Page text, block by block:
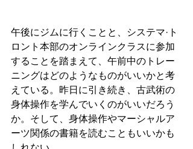
午後にジムに行くことと、システマ·ト
ロント本部のオンラインクラスに参加
することを踏まえて、午前中のトレー
ニングはどのようなものがいいかと考
えている。昨日に引き続き、古武術の
身体操作を学んでいくのがいいだろう
か。そして、身体操作やマーシャルア
ーツ関係の書籍を読むこともいいかも